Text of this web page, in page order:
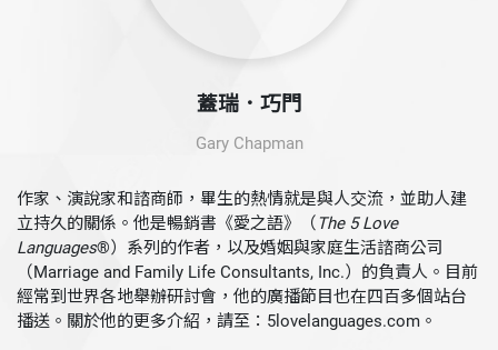
蓋瑞．巧門
Gary Chapman
作家、演說家和諮商師，畢生的熱情就是與人交流，並助人建
立持久的關係。他是暢銷書《愛之語》（ The 5 Love
Languages®）系列的作者，以及婚姻與家庭生活諮商公司
（Marriage and Family Life Consultants, Inc.）的負責人。目前
經常到世界各地舉辦研討會，他的廣播節目也在四百多個站台
播送。關於他的更多介紹，請至：5lovelanguages.com。